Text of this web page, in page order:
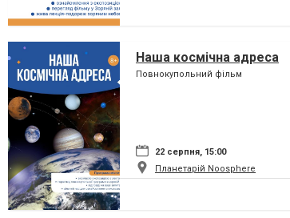
Наша космічна адреса
Повнокупольний фільм
22 серпня, 15:00
Планетарій Noosphere